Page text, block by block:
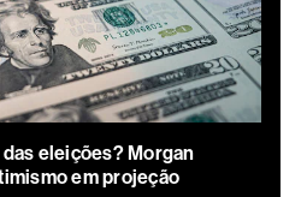
eleições? Morgan
em projeção